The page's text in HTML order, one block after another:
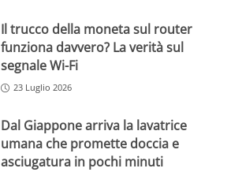
Il trucco della moneta sul router
funziona davvero? La verità sul
segnale Wi-Fi
23 Luglio 2026
Dal Giappone arriva la lavatrice
umana che promette doccia e
asciugatura in pochi minuti